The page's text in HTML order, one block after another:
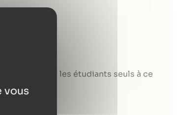
vous
de laisser les étudiants seuls à ce